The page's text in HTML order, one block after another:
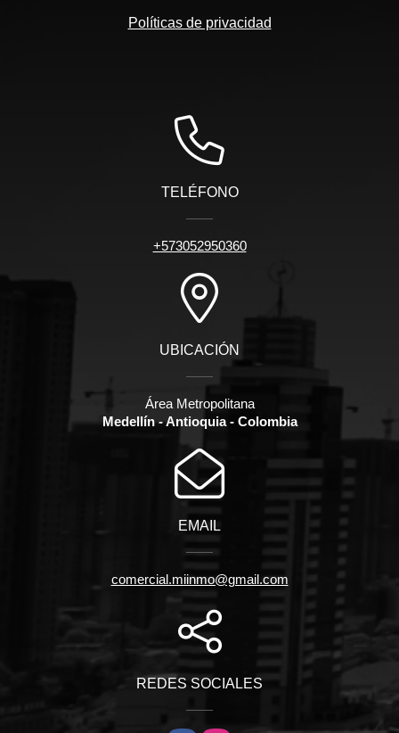
Políticas de privacidad
TELÉFONO
+573052950360
UBICACIÓN
Área Metropolitana
Medellín - Antioquia - Colombia
EMAIL
comercial.miinmo@gmail.com
REDES SOCIALES